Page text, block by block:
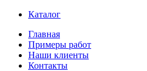
Каталог
Главная
Примеры работ
Наши клиенты
Контакты